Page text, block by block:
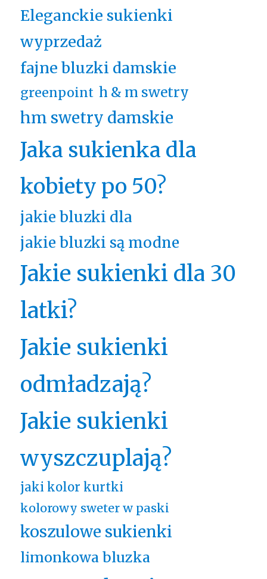
Eleganckie sukienki
wyprzedaż
fajne bluzki damskie
greenpoint h & m swetry
hm swetry damskie
Jaka sukienka dla
kobiety po 50?
jakie bluzki dla
jakie bluzki są modne
Jakie sukienki dla 30
latki?
Jakie sukienki
odmładzają?
Jakie sukienki
wyszczuplają?
jaki kolor kurtki
kolorowy sweter w paski
koszulowe sukienki
limonkowa bluzka